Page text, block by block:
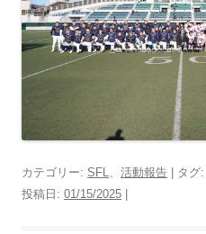
カテゴリー: SFL、 活動報告 | タグ:
投稿日: 01/15/2025